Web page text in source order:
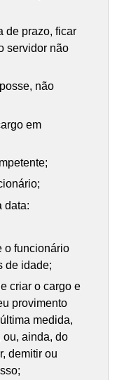
de prazo, ficar
servidor não
não
em
data:
o funcionário
de idade;
criar o cargo e
provimento
medida,
ou, ainda, do
demitir ou